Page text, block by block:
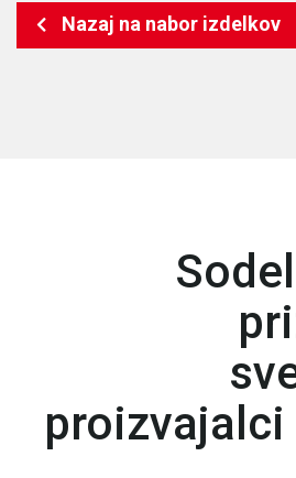
Nazaj na nabor izdelkov
proizvajalci